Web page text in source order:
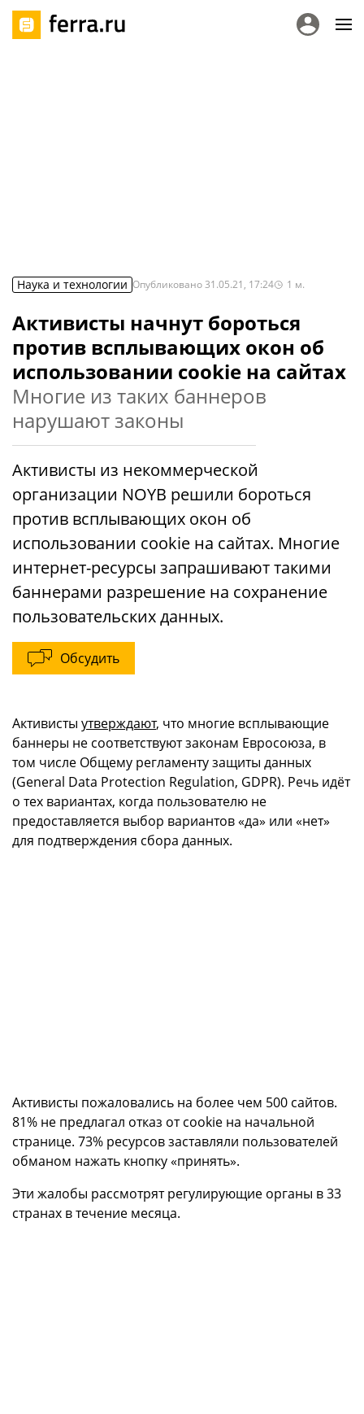
Наука и технологии Опубликовано31.05.21, 17:24 1 м.
Активисты начнут бороться
против всплывающих окон об
использовании cookie на сайтах
Многие из таких баннеров
нарушают законы
Активисты из некоммерческой
организации NOYB решили бороться
против всплывающих окон об
использовании cookie на сайтах. Многие
интернет-ресурсы запрашивают такими
баннерами разрешение на сохранение
пользовательских данных.
Обсудить
Активисты утверждают, что многие всплывающие
баннеры не соответствуют законам Евросоюза, в
том числе Общему регламенту защиты данных
(General Data Protection Regulation, GDPR). Речь идёт
о тех вариантах, когда пользователю не
предоставляется выбор вариантов «да» или «нет»
для подтверждения сбора данных.
Активисты пожаловались на более чем 500 сайтов.
81% не предлагал отказ от cookie на начальной
странице. 73% ресурсов заставляли пользователей
обманом нажать кнопку «принять».
Эти жалобы рассмотрят регулирующие органы в 33
странах в течение месяца.